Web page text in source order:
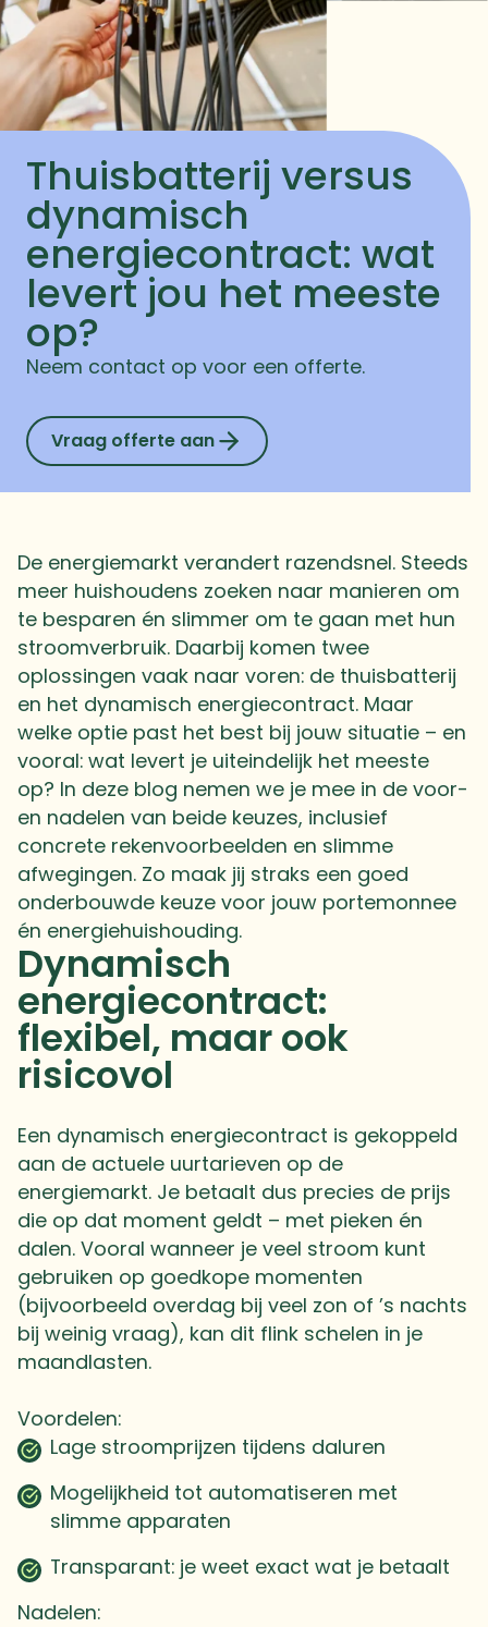
Thuisbatterij versus
dynamisch
energiecontract: wat
levert jou het meeste
op?
Neem contact op voor een offerte.
Vraag offerte aan
De energiemarkt verandert razendsnel. Steeds
meer huishoudens zoeken naar manieren om
te besparen én slimmer om te gaan met hun
stroomverbruik. Daarbij komen twee
oplossingen vaak naar voren: de thuisbatterij
en het dynamisch energiecontract. Maar
welke optie past het best bij jouw situatie – en
vooral: wat levert je uiteindelijk het meeste
op? In deze blog nemen we je mee in de voor-
en nadelen van beide keuzes, inclusief
concrete rekenvoorbeelden en slimme
afwegingen. Zo maak jij straks een goed
onderbouwde keuze voor jouw portemonnee
én energiehuishouding.
Dynamisch
energiecontract:
flexibel, maar ook
risicovol
Een dynamisch energiecontract is gekoppeld
aan de actuele uurtarieven op de
energiemarkt. Je betaalt dus precies de prijs
die op dat moment geldt – met pieken én
dalen. Vooral wanneer je veel stroom kunt
gebruiken op goedkope momenten
(bijvoorbeeld overdag bij veel zon of ’s nachts
bij weinig vraag), kan dit flink schelen in je
maandlasten.
Voordelen:
Lage stroomprijzen tijdens daluren
Mogelijkheid tot automatiseren met
slimme apparaten
Transparant: je weet exact wat je betaalt
Nadelen: